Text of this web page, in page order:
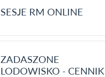
SESJE RM ONLINE
ZADASZONE
LODOWISKO - CENNIK